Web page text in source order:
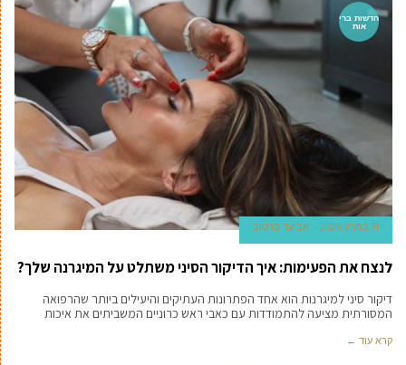
חדשות ברי
אות
11 במרץ 2026 אביעד ברטוב
לנצח את הפעימות: איך הדיקור הסיני משתלט על המיגרנה שלך?
דיקור סיני למיגרנות הוא אחד הפתרונות העתיקים והיעילים ביותר שהרפואה
המסורתית מציעה להתמודדות עם כאבי ראש כרוניים המשביתים את איכות
קרא עוד ←